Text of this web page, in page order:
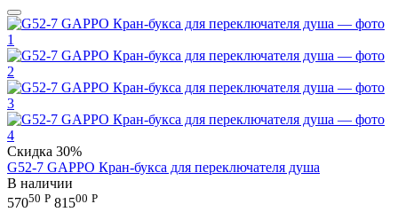
Скидка 30%
G52-7 GAPPO Кран-букса для переключателя душа
В наличии
57050 Р 81500 Р